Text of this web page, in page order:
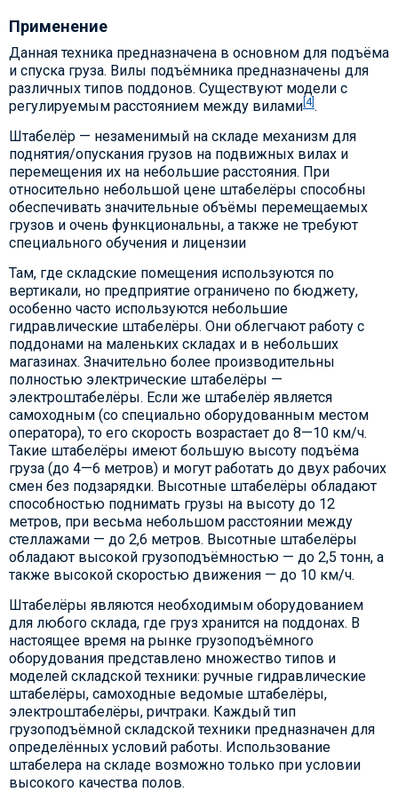
Применение
Данная техника предназначена в основном для подъёма
и спуска груза. Вилы подъёмника предназначены для
различных типов поддонов. Существуют модели с
регулируемым расстоянием между вилами[4].
Штабелёр — незаменимый на складе механизм для
поднятия/опускания грузов на подвижных вилах и
перемещения их на небольшие расстояния. При
относительно небольшой цене штабелёры способны
обеспечивать значительные объёмы перемещаемых
грузов и очень функциональны, а также не требуют
специального обучения и лицензии
Там, где складские помещения используются по
вертикали, но предприятие ограничено по бюджету,
особенно часто используются небольшие
гидравлические штабелёры. Они облегчают работу с
поддонами на маленьких складах и в небольших
магазинах. Значительно более производительны
полностью электрические штабелёры —
электроштабелёры. Если же штабелёр является
самоходным (со специально оборудованным местом
оператора), то его скорость возрастает до 8—10 км/ч.
Такие штабелёры имеют большую высоту подъёма
груза (до 4—6 метров) и могут работать до двух рабочих
смен без подзарядки. Высотные штабелёры обладают
способностью поднимать грузы на высоту до 12
метров, при весьма небольшом расстоянии между
стеллажами — до 2,6 метров. Высотные штабелёры
обладают высокой грузоподъёмностью — до 2,5 тонн, а
также высокой скоростью движения — до 10 км/ч.
Штабелёры являются необходимым оборудованием
для любого склада, где груз хранится на поддонах. В
настоящее время на рынке грузоподъёмного
оборудования представлено множество типов и
моделей складской техники: ручные гидравлические
штабелёры, самоходные ведомые штабелёры,
электроштабелёры, ричтраки. Каждый тип
грузоподъёмной складской техники предназначен для
определённых условий работы. Использование
штабелера на складе возможно только при условии
высокого качества полов.